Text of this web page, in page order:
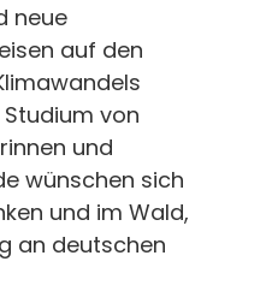
neue
auf den
von
und
wünschen sich
und im Wald,
an deutschen